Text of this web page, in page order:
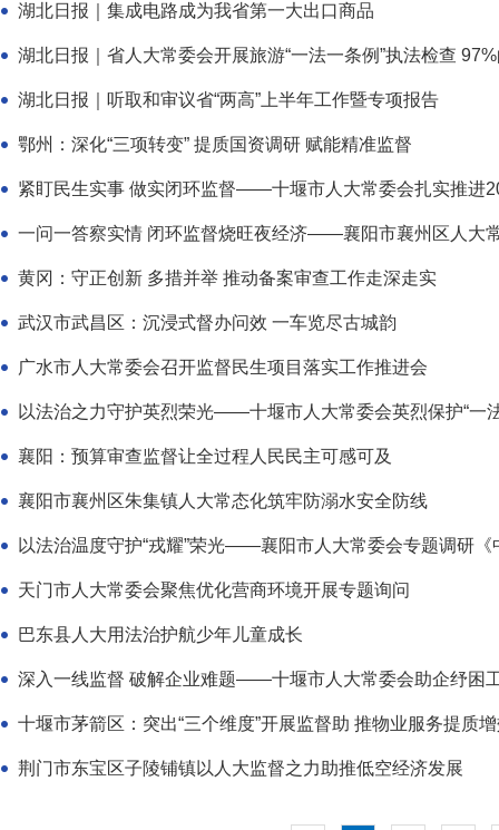
湖北日报｜集成电路成为我省第一大出口商品
湖北日报｜省人大常委会开展旅游“一法一条例”执法检查
湖北日报｜听取和审议省“两高”上半年工作暨专项报告
鄂州：深化“三项转变” 提质国资调研 赋能精准监督
紧盯民生实事 做实闭环监督——十堰市人大常委会扎实推进
一问一答察实情 闭环监督烧旺夜经济——襄阳市襄州区人大
黄冈：守正创新 多措并举 推动备案审查工作走深走实
武汉市武昌区：沉浸式督办问效 一车览尽古城韵
广水市人大常委会召开监督民生项目落实工作推进会
襄阳：预算审查监督让全过程人民民主可感可及
襄阳市襄州区朱集镇人大常态化筑牢防溺水安全防线
以法治温度守护“戎耀”荣光——襄阳市人大常委会专题调研《
天门市人大常委会聚焦优化营商环境开展专题询问
巴东县人大用法治护航少年儿童成长
深入一线监督 破解企业难题——十堰市人大常委会助企纾困
十堰市茅箭区：突出“三个维度”开展监督助 推物业服务提质
荆门市东宝区子陵铺镇以人大监督之力助推低空经济发展